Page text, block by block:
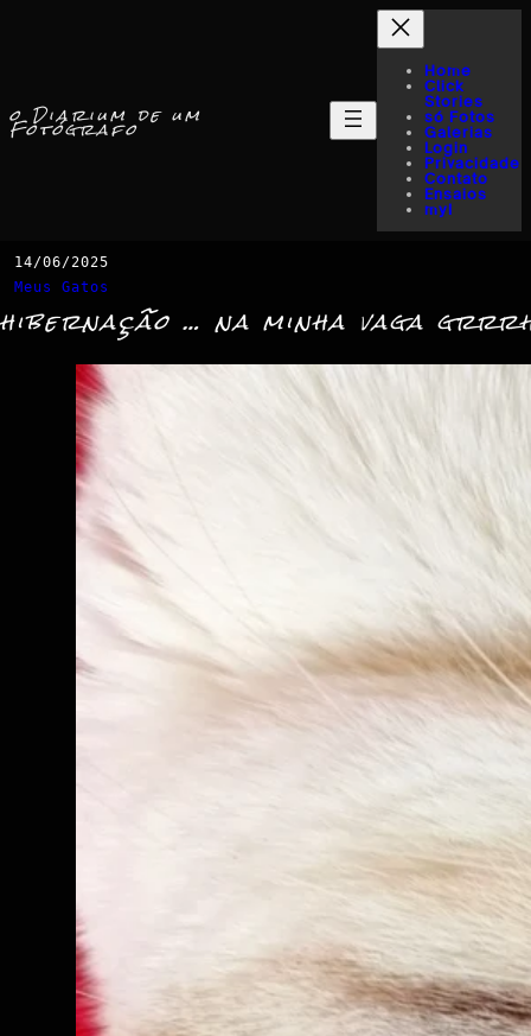
o Diarium de um
Fotógrafo
Home
Click
Stories
só Fotos
Galerias
Login
Privacidade
Contato
Ensaios
myI
14/06/2025
Meus Gatos
hibernação … na minha vaga